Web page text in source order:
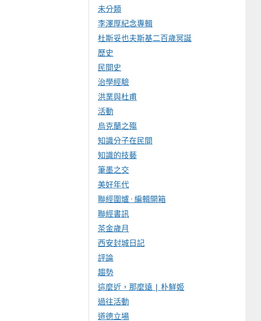
未分類
李澤厚紀念專輯
杜斯妥也夫斯基二百歲冥誕
歷史
民間史
治學經驗
洪業與杜甫
活動
烏克蘭之殤
知識分子在民間
知識的技藝
筆墨之交
美好年代
聯經圍爐 · 編輯開箱
聯經書訊
茶金歲月
西安封城日記
評論
趨勢
這麼近，那麼遠 | 朴鮮姬
過往活動
道德立場